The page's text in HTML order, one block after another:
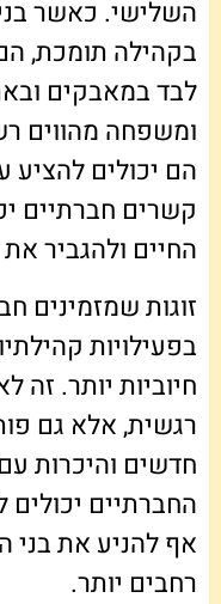
השלישי. כאשר
בקהילה תומכת,
לבד במאבקים
ומשפחה מהווים
הם יכולים
קשרים חברתיים
החיים ולהגביר
זוגות שמזמינים
בפעילויות
חיוביות יותר.
רגשית, אלא גם
חדשים והיכרות
החברתיים
אף להניע את בני
רחבים יותר.